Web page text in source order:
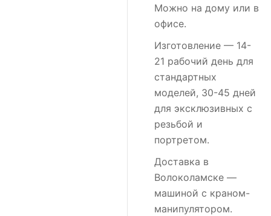
Можно на дому или в
офисе.
Изготовление — 14-
21 рабочий день для
стандартных
моделей, 30-45 дней
для эксклюзивных с
резьбой и
портретом.
Доставка в
Волоколамске —
машиной с краном-
манипулятором.